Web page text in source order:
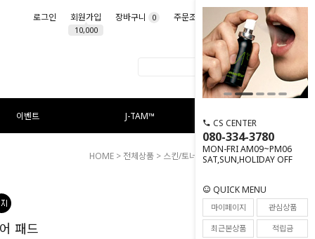
로그인 회원가입
10,000
장바구니 0 주문조회 마이페이지
이벤트 J-TAM™
CS CENTER
080-334-3780
MON-FRI AM09~PM06
SAT,SUN,HOLIDAY OFF
QUICK MENU
마이페이지
관심상품
최근본상품
적립금
HOME > 전체상품 > 스킨/토너 > 시카 클리어 패드
20
패드